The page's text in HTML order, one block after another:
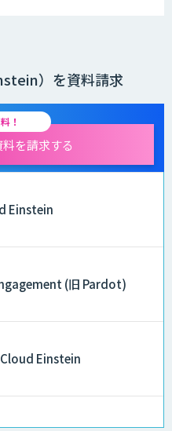
）を資料請求
！
を請求する
Einstein
(旧 Pardot)
Einstein